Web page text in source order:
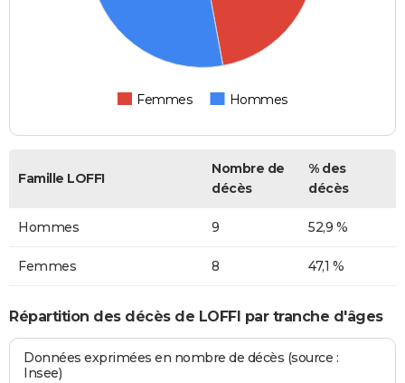
Femmes Hommes
Famille LOFFI
Nombre de
décès
% des
décès
Hommes 9 52,9 %
Femmes 8 47,1 %
Répartition des décès de LOFFI par tranche d'âges
Données exprimées en nombre de décès (source :
Insee)